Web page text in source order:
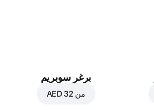
برغر سوبريم
من AED 32